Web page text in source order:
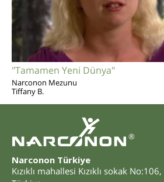
"Tamamen Yeni Dünya"
Narconon Mezunu
Tiffany B.
®
Narconon Türkiye
Kızıklı mahallesi Kızıklı sokak No:106,